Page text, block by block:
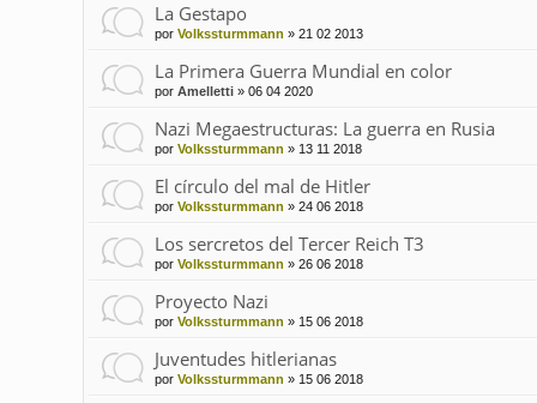
La Gestapo
por Volkssturmmann » 21 02 2013
La Primera Guerra Mundial en color
por Amelletti» 06 04 2020
Nazi Megaestructuras: La guerra en Rusia
por Volkssturmmann » 13 11 2018
El círculo del mal de Hitler
por Volkssturmmann » 24 06 2018
Los sercretos del Tercer Reich T3
por Volkssturmmann » 26 06 2018
Proyecto Nazi
por Volkssturmmann » 15 06 2018
Juventudes hitlerianas
por Volkssturmmann » 15 06 2018